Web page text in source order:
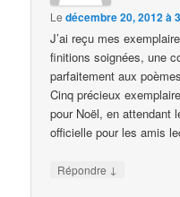
Ledécembre 20, 2012 à
J’ai reçu mes
finitions soignées, une
parfaitement aux
Cinq précieux
pour Noël, en attendant
officielle pour les amis
Répondre ↓